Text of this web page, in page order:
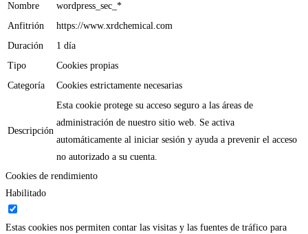
Nombre
wordpress_sec_*
Anfitrión
https://www.xrdchemical.com
Duración
1 día
Tipo
Cookies propias
Categoría
Cookies estrictamente necesarias
Descripción
Esta cookie protege su acceso seguro a las áreas de
administración de nuestro sitio web. Se activa
automáticamente al iniciar sesión y ayuda a prevenir el acceso
no autorizado a su cuenta.
Cookies de rendimiento
Habilitado
Estas cookies nos permiten contar las visitas y las fuentes de tráfico para